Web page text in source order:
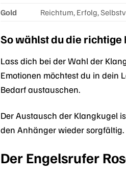
Gold
Reichtum, Erfolg,
So wählst du die
Lass dich bei der Wahl der
Emotionen möchtest du in dein
Bedarf austauschen.
Der Austausch der Klangkugel
den Anhänger wieder sorgfältig.
Der Engelsrufer